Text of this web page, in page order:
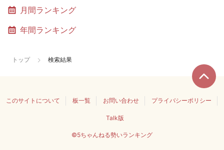
月間ランキング
年間ランキング
トップ 検索結果
このサイトについて 板一覧 お問い合わせ プライバシーポリシー
Talk版
©5ちゃんねる勢いランキング